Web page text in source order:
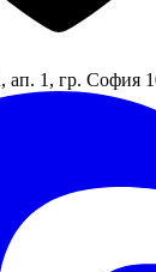
1, гр. София